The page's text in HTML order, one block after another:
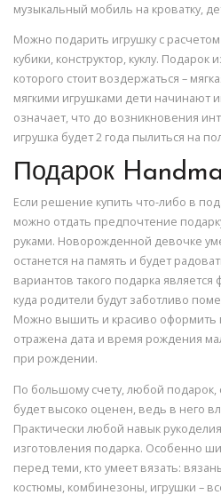
музыкальный мобиль на кроватку,
Можно подарить игрушку с
кубики, конструктор, куклу. Подарок
которого стоит воздержаться –
мягкими игрушками дети начинают
означает, что до возникновения
игрушка будет 2 года пылиться на
Подарок
Если решение купить что-либо в
можно отдать предпочтение
руками. Новорожденной девочке
останется на память и будет
вариантов такого подарка
куда родители будут заботливо
Можно вышить и красиво оформить
отражена дата и время рождения
при рождении.
По большому счету, любой
будет высоко оценен, ведь в него
Практически любой навык
изготовления подарка. Особенно
перед теми, кто умеет вязать:
костюмы, комбинезоны, игрушки –